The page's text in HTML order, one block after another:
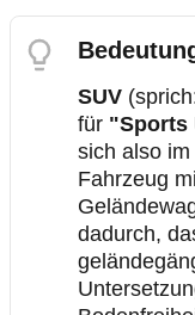
SUV
für "Sports
sich also
Fahrzeug
dadurch,